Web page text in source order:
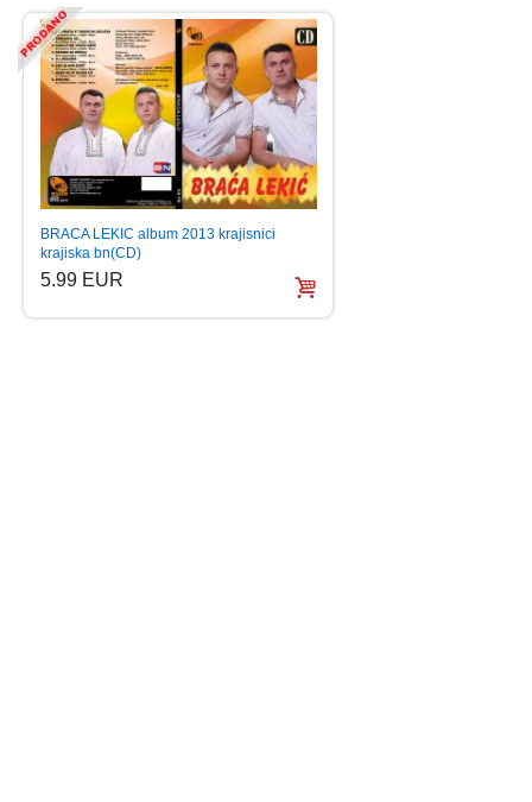
BRACA LEKIC album 2013 krajisnici
krajiska bn(CD)
5.99 EUR